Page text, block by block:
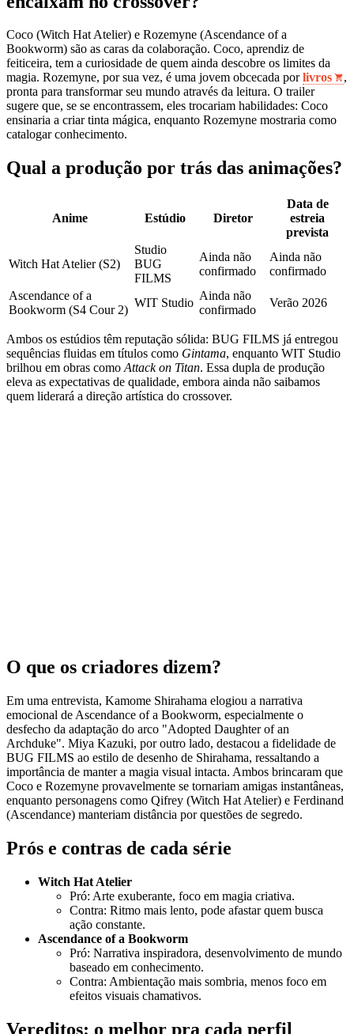
Coco (Witch Hat Atelier) e Rozemyne (Ascendance of a
Bookworm) são as caras da colaboração. Coco, aprendiz de
feiticeira, tem a curiosidade de quem ainda descobre os limites da
magia. Rozemyne, por sua vez, é uma jovem obcecada porlivros
,
pronta para transformar seu mundo através da leitura. O trailer
sugere que, se se encontrassem, eles trocariam habilidades: Coco
ensinaria a criar tinta mágica, enquanto Rozemyne mostraria como
catalogar conhecimento.
Qual a produção por trás das animações?
Anime Estúdio Diretor
Data de
estreia
prevista
Witch Hat Atelier (S2)
Studio
BUG
FILMS
Ainda não
confirmado
Ainda não
confirmado
Ascendance of a
Bookworm (S4 Cour 2)
WIT Studio
Ainda não
confirmado
Verão 2026
Ambos os estúdios têm reputação sólida: BUG FILMS já entregou
sequências fluidas em títulos como Gintama, enquanto WIT Studio
brilhou em obras como Attack on Titan. Essa dupla de produção
eleva as expectativas de qualidade, embora ainda não saibamos
quem liderará a direção artística do crossover.
O que os criadores dizem?
Em uma entrevista, Kamome Shirahama elogiou a narrativa
emocional de Ascendance of a Bookworm, especialmente o
desfecho da adaptação do arco "Adopted Daughter of an
Archduke". Miya Kazuki, por outro lado, destacou a fidelidade de
BUG FILMS ao estilo de desenho de Shirahama, ressaltando a
importância de manter a magia visual intacta. Ambos brincaram que
Coco e Rozemyne provavelmente se tornariam amigas instantâneas,
enquanto personagens como Qifrey (Witch Hat Atelier) e Ferdinand
(Ascendance) manteriam distância por questões de segredo.
Prós e contras de cada série
Witch Hat Atelier
Pró: Arte exuberante, foco em magia criativa.
Contra: Ritmo mais lento, pode afastar quem busca
ação constante.
Ascendance of a Bookworm
Pró: Narrativa inspiradora, desenvolvimento de mundo
baseado em conhecimento.
Contra: Ambientação mais sombria, menos foco em
efeitos visuais chamativos.
Vereditos: o melhor pra cada perfil